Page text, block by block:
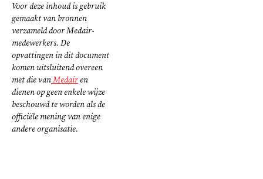
Voor deze inhoud is gebruik
gemaakt van bronnen
verzameld door Medair-
medewerkers. De
opvattingen in dit document
komen uitsluitend overeen
met die vanMedairen
dienen op geen enkele wijze
beschouwd te worden als de
officiële mening van enige
andere organisatie.